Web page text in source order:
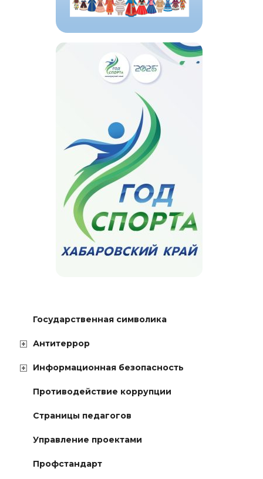
Государственная символика
Антитеррор
Информационная безопасность
Противодействие коррупции
Страницы педагогов
Управление проектами
Профстандарт